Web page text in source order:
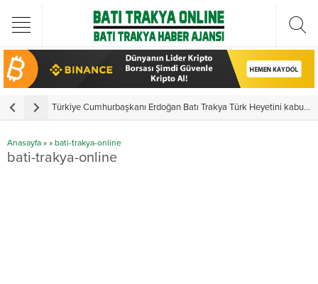
Türkiye Cumhurbaşkanı Erdoğan Batı Trakya Türk Heyetini kabul etti
Anasayfa » » bati-trakya-online
bati-trakya-online